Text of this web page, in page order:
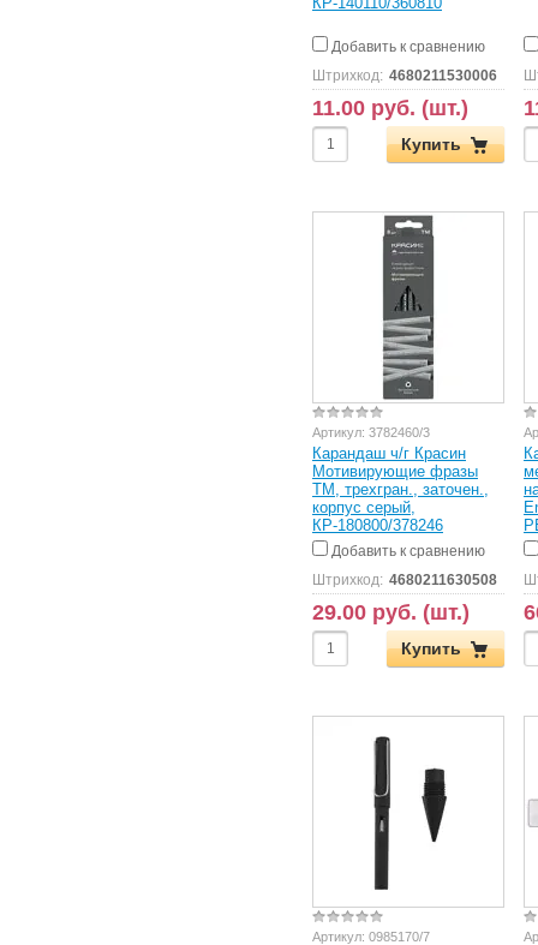
Добавить к сравнению
Штрихкод: 4680211530006
11.00 руб. (шт.)
Купить
Артикул: 3782460/3
Карандаш ч/г Красин
Мотивирующие фразы
ТМ, трехгран., заточен.,
корпус серый,
КР-180800/378246
Добавить к сравнению
Штрихкод: 4680211630508
29.00 руб. (шт.)
Купить
Артикул: 0985170/7